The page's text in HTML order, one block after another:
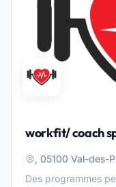
workfit/ coach
, 05100 Val-des-
Des programmes